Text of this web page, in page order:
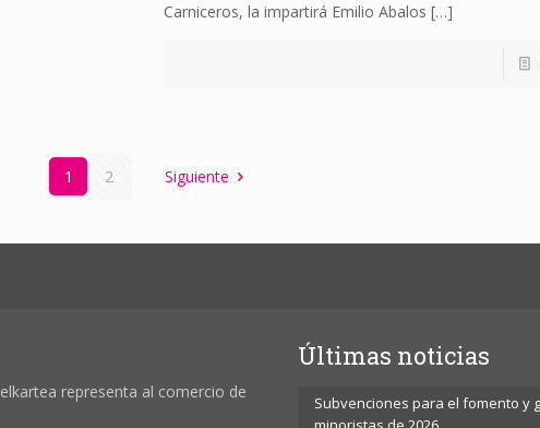
Carniceros, la impartirá Emilio Abalos […]
1 2 Siguiente
elkartea representa al comercio de
Últimas noticias
Subvenciones para el fomento y